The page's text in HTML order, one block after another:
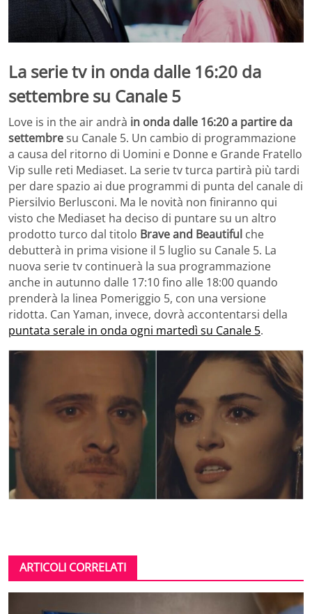
La serie tv in onda dalle 16:20 da
settembre su Canale 5
Love is in the air andrà in onda dalle 16:20 a partire da
settembresu Canale 5. Un cambio di programmazione
a causa del ritorno di Uomini e Donne e Grande Fratello
Vip sulle reti Mediaset. La serie tv turca partirà più tardi
per dare spazio ai due programmi di punta del canale di
Piersilvio Berlusconi. Ma le novità non finiranno qui
visto che Mediaset ha deciso di puntare su un altro
prodotto turco dal titolo Brave and Beautiful che
debutterà in prima visione il 5 luglio su Canale 5. La
nuova serie tv continuerà la sua programmazione
anche in autunno dalle 17:10 fino alle 18:00 quando
prenderà la linea Pomeriggio 5, con una versione
ridotta. Can Yaman, invece, dovrà accontentarsi della
puntata serale in onda ogni martedì su Canale 5.
ARTICOLI CORRELATI